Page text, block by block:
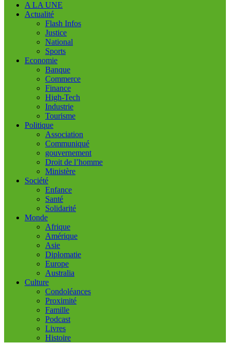
A LA UNE
Actualité
Flash Infos
Justice
National
Sports
Economie
Banque
Commerce
Finance
High-Tech
Industrie
Tourisme
Politique
Association
Communiqué
gouvernement
Droit de l’homme
Ministère
Société
Enfance
Santé
Solidarité
Monde
Afrique
Amérique
Asie
Diplomatie
Europe
Australia
Culture
Condoléances
Proximité
Famille
Podcast
Livres
Histoire